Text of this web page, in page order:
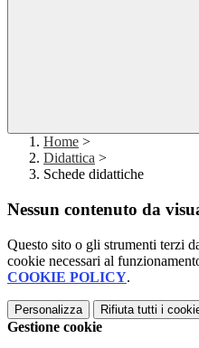
Home >
Didattica >
Schede didattiche
Nessun contenuto da
Questo sito o gli strumenti terzi
cookie necessari al
COOKIE POLICY.
Personalizza Rifiuta tutti i
Gestione cookie